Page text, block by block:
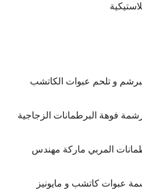
و تلحم عبوات الكاتشب
فوهة البرطمانات الزجاجية
المربي ماركة مهندس
عبوات كاتشب و مايونيز